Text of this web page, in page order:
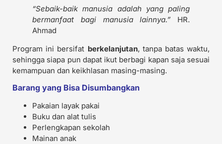
“Sebaik-baik manusia adalah yang paling
bermanfaat bagi manusia lainnya.” HR.
Ahmad
Program ini bersifat berkelanjutan, tanpa batas waktu,
sehingga siapa pun dapat ikut berbagi kapan saja sesuai
kemampuan dan keikhlasan masing-masing.
Barang yang Bisa Disumbangkan
Pakaian layak pakai
Buku dan alat tulis
Perlengkapan sekolah
Mainan anak